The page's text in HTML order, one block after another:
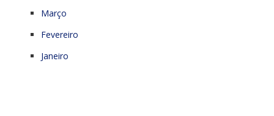
Março
Fevereiro
Janeiro